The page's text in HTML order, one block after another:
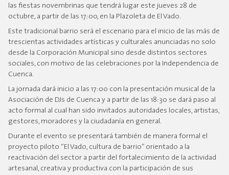
las fiestas novembrinas que tendrá lugar este jueves 28 de
octubre, a partir de las 17:00, en la Plazoleta de El Vado.
Este tradicional barrio será el escenario para el inicio de las más de
trescientas actividades artísticas y culturales anunciadas no solo
desde la Corporación Municipal sino desde distintos sectores
sociales, con motivo de las celebraciones por la Independencia de
Cuenca.
La jornada dará inicio a las 17:00 con la presentación musical de la
Asociación de DJs de Cuenca y a partir de las 18:30 se dará paso al
acto formal al cual han sido invitados autoridades locales, artistas,
gestores, moradores y la ciudadanía en general.
Durante el evento se presentará también de manera formal el
proyecto piloto “El Vado, cultura de barrio” orientado a la
reactivación del sector a partir del fortalecimiento de la actividad
artesanal, creativa y productiva con la participación de sus